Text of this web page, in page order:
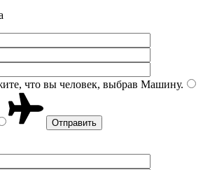
что вы человек, выбрав Машину.